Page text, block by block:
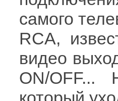
самого
RCA,
видео
ON/OFF...